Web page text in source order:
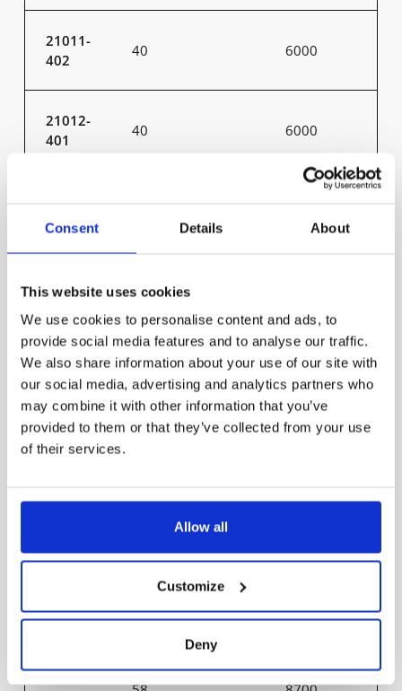
Consent Details About
This website uses cookies
We use cookies to personalise content and ads, to
provide social media features and to analyse our traffic.
We also share information about your use of our site with
our social media, advertising and analytics partners who
may combine it with other information that you’ve
provided to them or that they’ve collected from your use
of their services.
Allow all
Customize
Deny
21011-
402
40 6000
21012-
401
40 6000
402
401
58
21017-
402
58 8700
21018-
401
401
58 8700